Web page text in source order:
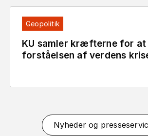
Geopolitik
KU samler kræfterne for
forståelsen af verdens
Nyheder og